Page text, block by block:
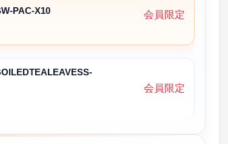
PAC-X10
会員限定
会員限定